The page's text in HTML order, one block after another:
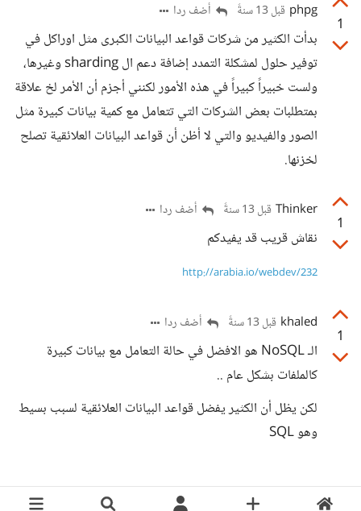
1
phpg قبل 13 سنةً أضف ردا
بدأت الكثير من شركات قواعد البيانات الكبرى مثل اوراكل في
توفير حلول لمشكلة التمدد إضافة دعم ال sharding وغيرها،
ولست خبيراً كبيراً في هذه الأمور لكنني أجزم أن الأمر لخ علاقة
بمتطلبات بعض الشركات التي تتعامل مع كمية بيانات كبيرة مثل
الصور والفيديو والتي لا أظن أن قواعد البيانات العلائقية تصلح
لخزنها.
1
Thinker قبل 13 سنةً أضف ردا
نقاش قريب قد يفيدكم
http://arabia.io/webdev/232
1
khaled قبل 13 سنةً أضف ردا
الـ NoSQL هو الافضل في حالة التعامل مع بيانات كبيرة
كالملفات بشكل عام ..
لكن يظل أن الكثير يفضل قواعد البيانات العلائقية لسبب بسيط
وهو SQL